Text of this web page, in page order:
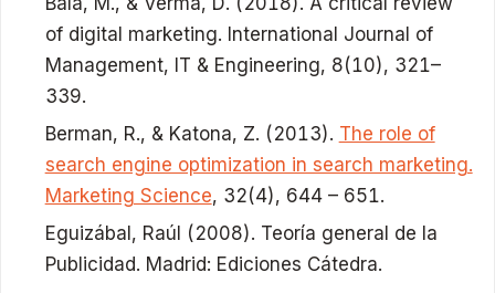
of digital marketing. International Journal of
Management, IT & Engineering, 8(10), 321–
339.
Berman, R., & Katona, Z. (2013). The role of
search engine optimization in search marketing.
Marketing Science, 32(4), 644 – 651.
Eguizábal, Raúl (2008). Teoría general de la
Publicidad. Madrid: Ediciones Cátedra.